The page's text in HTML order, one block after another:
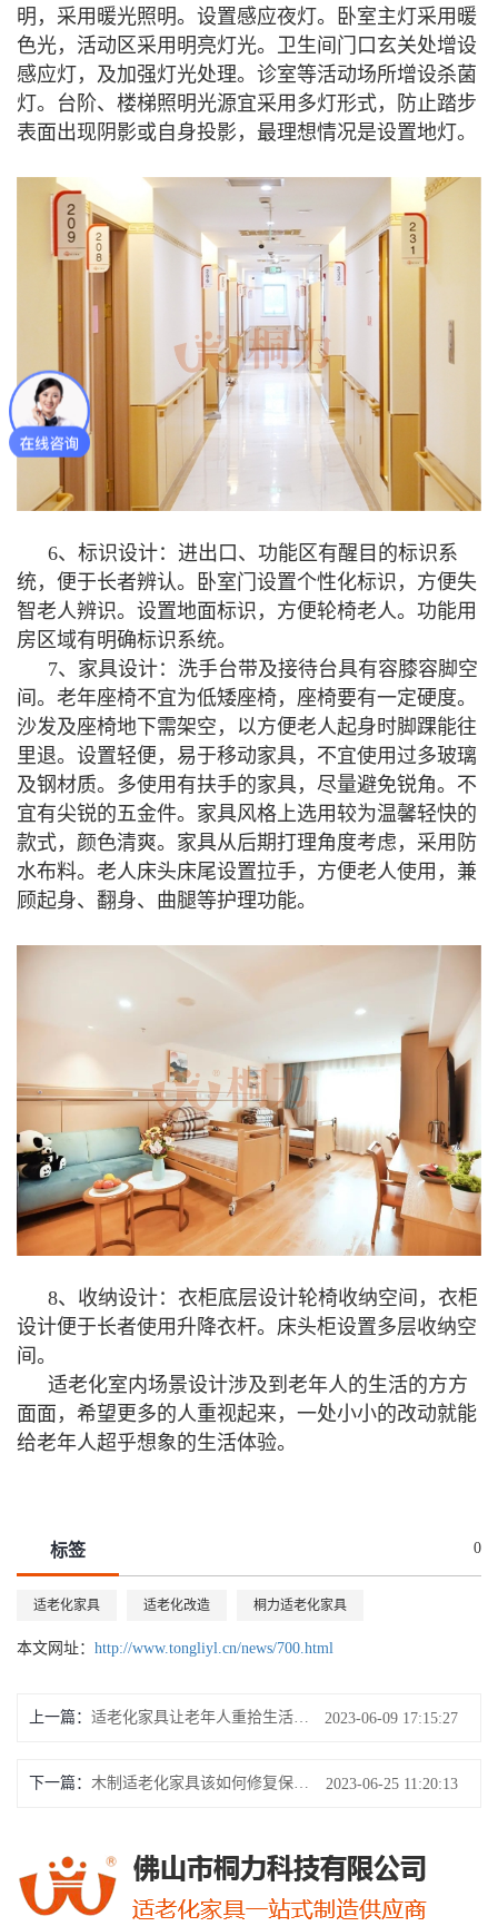
明，采用暖光照明。设置感应夜灯。卧室主灯采用暖
色光，活动区采用明亮灯光。卫生间门口玄关处增设
感应灯，及加强灯光处理。诊室等活动场所增设杀菌
灯。台阶、楼梯照明光源宜采用多灯形式，防止踏步
表面出现阴影或自身投影，最理想情况是设置地灯。
6、标识设计：进出口、功能区有醒目的标识系
统，便于长者辨认。卧室门设置个性化标识，方便失
智老人辨识。设置地面标识，方便轮椅老人。功能用
房区域有明确标识系统。
7、家具设计：洗手台带及接待台具有容膝容脚空
间。老年座椅不宜为低矮座椅，座椅要有一定硬度。
沙发及座椅地下需架空，以方便老人起身时脚踝能往
里退。设置轻便，易于移动家具，不宜使用过多玻璃
及钢材质。多使用有扶手的家具，尽量避免锐角。不
宜有尖锐的五金件。家具风格上选用较为温馨轻快的
款式，颜色清爽。家具从后期打理角度考虑，采用防
水布料。老人床头床尾设置拉手，方便老人使用，兼
顾起身、翻身、曲腿等护理功能。
8、收纳设计：衣柜底层设计轮椅收纳空间，衣柜
设计便于长者使用升降衣杆。床头柜设置多层收纳空
间。
适老化室内场景设计涉及到老年人的生活的方方
面面，希望更多的人重视起来，一处小小的改动就能
给老年人超乎想象的生活体验。
标签 0
适老化家具 适老化改造 桐力适老化家具
本文网址： http://www.tongliyl.cn/news/700.html
上一篇： 适老化家具让老年人重拾生活的信心 2023-06-09 17:15:27
下一篇： 木制适老化家具该如何修复保养？ 2023-06-25 11:20:13